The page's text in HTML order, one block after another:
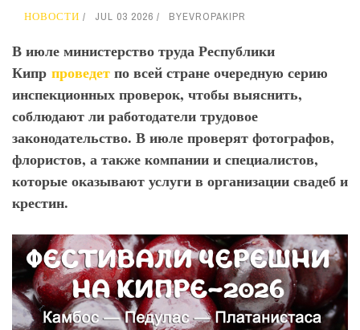
НОВОСТИ JUL 03 2026 BYEVROPAKIPR
В июле министерство труда Республики
Кипр проведетпо всей стране очередную серию
инспекционных проверок, чтобы выяснить,
соблюдают ли работодатели трудовое
законодательство. В июле проверят фотографов,
флористов, а также компании и специалистов,
которые оказывают услуги в организации свадеб и
крестин.